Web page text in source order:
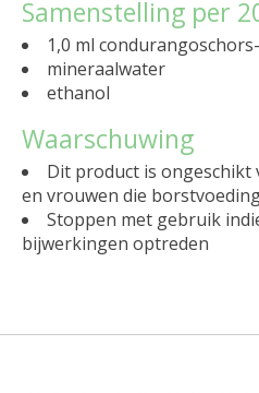
Samenstelling per
1,0 ml
mineraalwater
ethanol
Waarschuwing
Dit product is
en vrouwen die
Stoppen met gebruik
bijwerkingen optreden